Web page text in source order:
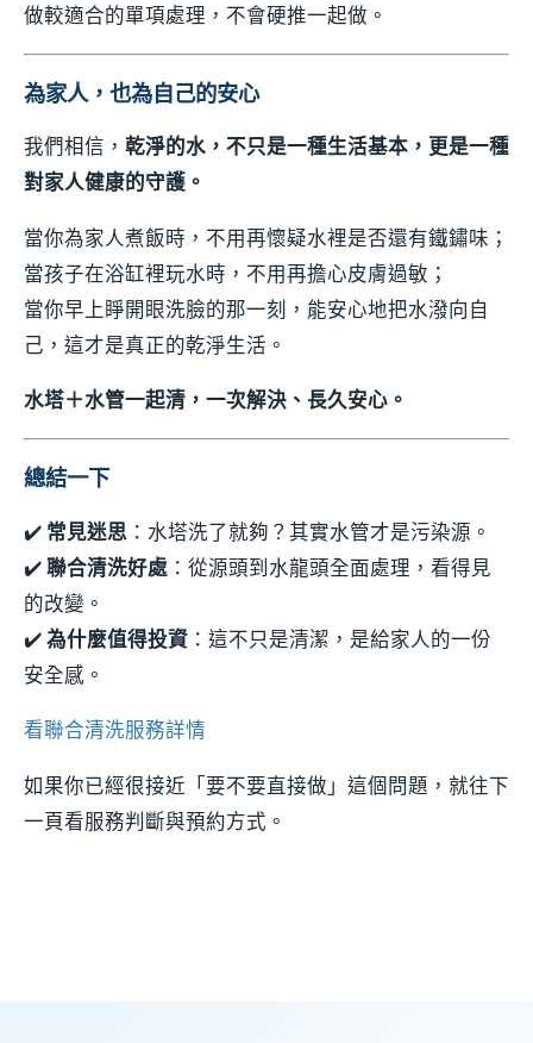
做較適合的單項處理，不會硬推一起做。
為家人，也為自己的安心
我們相信， 乾淨的水，不只是一種生活基本，更是一種
對家人健康的守護。
當你為家人煮飯時，不用再懷疑水裡是否還有鐵鏽味；
當孩子在浴缸裡玩水時，不用再擔心皮膚過敏；
當你早上睜開眼洗臉的那一刻，能安心地把水潑向自
己，這才是真正的乾淨生活。
水塔＋水管一起清，一次解決、長久安心。
總結一下
✔️ 常見迷思 ：水塔洗了就夠？其實水管才是污染源。
✔️聯合清洗好處 ：從源頭到水龍頭全面處理，看得見
的改變。
✔️為什麼值得投資 ：這不只是清潔，是給家人的一份
安全感。
看聯合清洗服務詳情
如果你已經很接近「要不要直接做」這個問題，就往下
一頁看服務判斷與預約方式。